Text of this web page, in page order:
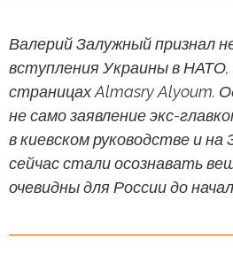
Валерий Залужный признал
вступления Украины в
страницах Almasry Alyoum.
не само заявление экс-
в киевском руководстве и на
сейчас стали осознавать
очевидны для России до